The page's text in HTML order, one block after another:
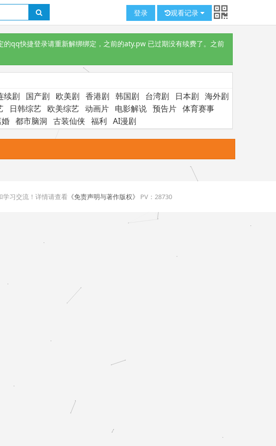
登录 观看记录
qq快捷登录请重新解绑绑定，之前的aty.pw 已过期没有续费了。之前
续剧 国产剧 欧美剧 香港剧 韩国剧 台湾剧 日本剧 海外剧
日韩综艺 欧美综艺 动画片 电影解说 预告片 体育赛事
都市脑洞 古装仙侠 福利 AI漫剧
学习交流！详情请查看 《免责声明与著作版权》 PV： 28730